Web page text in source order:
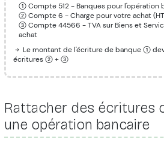
Compte 512 - Banques pour l'opération
Compte 6 - Charge pour votre achat
Compte 44566 - TVA sur Biens et
achat
Le montant de l'écriture de banque
écritures
+
Rattacher des écritures
une opération bancaire